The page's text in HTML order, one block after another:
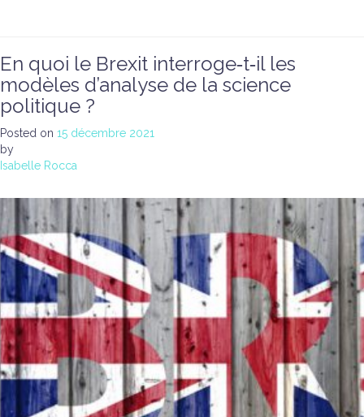
En quoi le Brexit interroge‐t‐il les
modèles d’analyse de la science
politique ?
Posted on 15 décembre 2021
by
Isabelle Rocca